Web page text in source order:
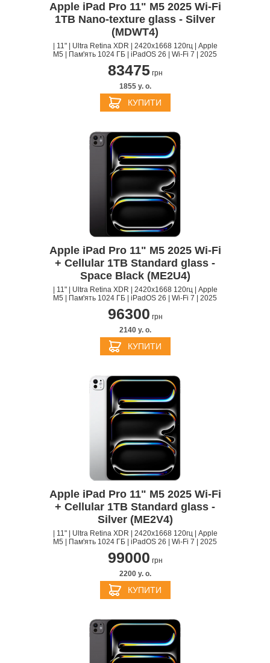
Apple iPad Pro 11" M5 2025 Wi-Fi
1TB Nano-texture glass - Silver
(MDWT4)
| 11" | Ultra Retina XDR | 2420x1668 120гц | Apple
M5 | Пам'ять 1024 ГБ | iPadOS 26 | Wi-Fi 7 | 2025
83475грн
1855 y. о.
КУПИТИ
Apple iPad Pro 11" M5 2025 Wi-Fi
+ Cellular 1TB Standard glass -
Space Black (ME2U4)
| 11" | Ultra Retina XDR | 2420x1668 120гц | Apple
M5 | Пам'ять 1024 ГБ | iPadOS 26 | Wi-Fi 7 | 2025
96300 грн
2140 y. о.
КУПИТИ
Apple iPad Pro 11" M5 2025 Wi-Fi
+ Cellular 1TB Standard glass -
Silver (ME2V4)
| 11" | Ultra Retina XDR | 2420x1668 120гц | Apple
M5 | Пам'ять 1024 ГБ | iPadOS 26 | Wi-Fi 7 | 2025
99000 грн
2200 y. о.
КУПИТИ